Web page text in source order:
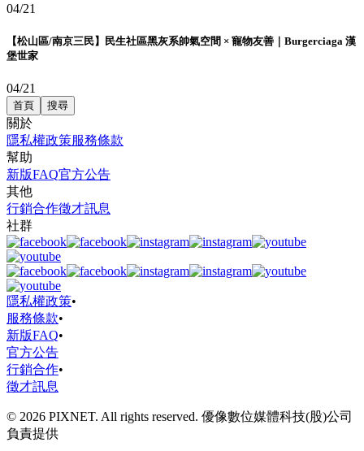
04/21
【松山區/南京三民】民生社區黑灰系帥氣空間 × 寵物友善｜Burgerciaga 漢
堡世家
04/21
首頁 搜尋
關於
隱私權政策服務條款
幫助
新版FAQ官方公告
其他
行銷合作徵才訊息
社群
隱私權政策•
服務條款•
新版FAQ•
官方公告
行銷合作•
徵才訊息
© 2026 PIXNET. All rights reserved. 優像數位媒體科技(股)公司
負責提供